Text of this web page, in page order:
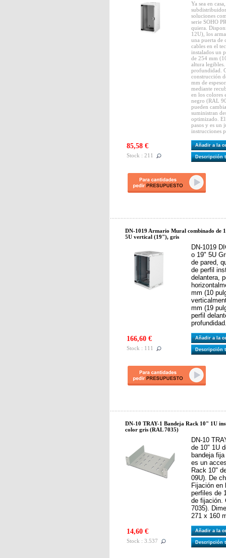
Ya sea en
soluciones
serie SOHO
quiera.
12U), los
una puerta de
cables en el
instalados un
de 254 mm
altura legibles.
profundidad.
construcción
mm de
mediante
en los colores
negro (RAL
pueden
suministran
optimizado. El
pasos y es un
instrucciones
85,58 €
Stock : 211
Añadir a la
Descripción
DN-1019 Armario Mural combinado de
5U vertical (19"), gris
DN-1019
o 19" 5U
de pared,
de perfil
delantera,
mm (10
mm (19
perfil
166,60 €
Stock : 111
Añadir a la
Descripción
DN-10 TRAY-1 Bandeja Rack 10" 1U
color gris (RAL 7035)
DN-10
de 10" 1U
bandeja
es un
Rack 10"
09U). De
Fijación en
perfiles de
de fijación.
7035).
271 x 160
14,60 €
Stock : 3.537
Añadir a la
Descripción